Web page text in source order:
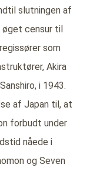
slutningen af
censur til
som
Akira
i 1943.
af Japan til, at
forbudt under
nåede i
og Seven